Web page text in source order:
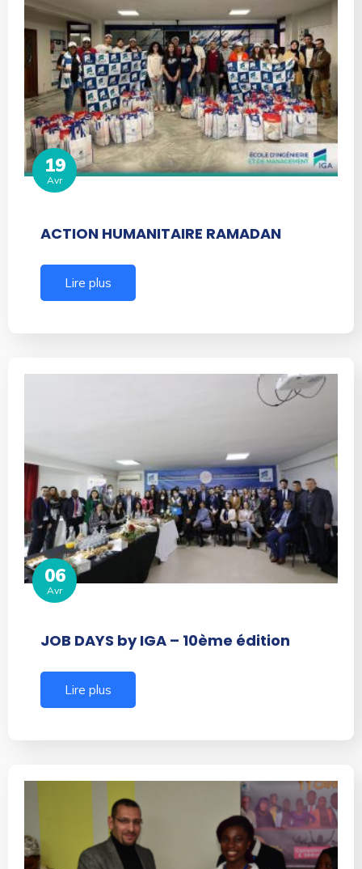
19
Avr
ACTION HUMANITAIRE RAMADAN
Lire plus
06
Avr
JOB DAYS by IGA – 10ème édition
Lire plus